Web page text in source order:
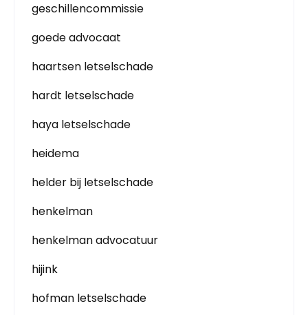
geschillencommissie
goede advocaat
haartsen letselschade
hardt letselschade
haya letselschade
heidema
helder bij letselschade
henkelman
henkelman advocatuur
hijink
hofman letselschade